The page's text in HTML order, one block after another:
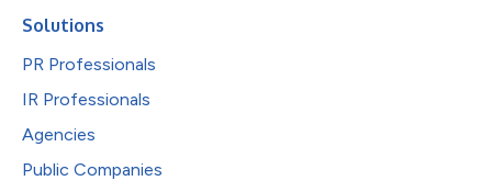
Solutions
PR Professionals
IR Professionals
Agencies
Public Companies